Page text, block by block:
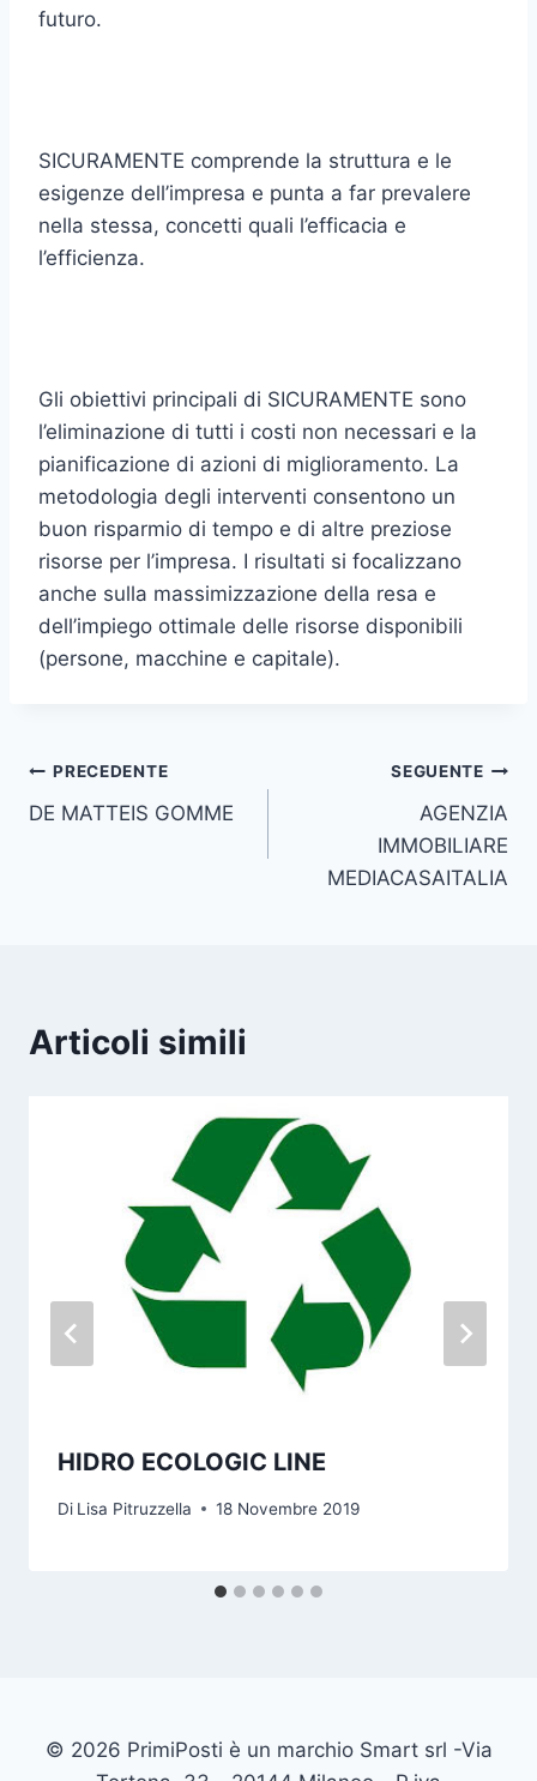
futuro.
SICURAMENTE comprende la struttura e le
esigenze dell’impresa e punta a far prevalere
nella stessa, concetti quali l’efficacia e
l’efficienza.
Gli obiettivi principali di SICURAMENTE sono
l’eliminazione di tutti i costi non necessari e la
pianificazione di azioni di miglioramento. La
metodologia degli interventi consentono un
buon risparmio di tempo e di altre preziose
risorse per l’impresa. I risultati si focalizzano
anche sulla massimizzazione della resa e
dell’impiego ottimale delle risorse disponibili
(persone, macchine e capitale).
Navigazione
articoli
PRECEDENTE
DE MATTEIS GOMME
SEGUENTE
AGENZIA
IMMOBILIARE
MEDIACASAITALIA
Articoli simili
HIDRO ECOLOGIC LINE
Di Lisa Pitruzzella 18 Novembre 2019
© 2026 PrimiPosti è un marchio Smart srl -Via